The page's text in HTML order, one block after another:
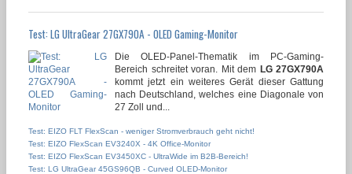
Test: LG UltraGear 27GX790A - OLED Gaming-Monitor
Die OLED-Panel-Thematik im PC-Gaming-
Bereich schreitet voran. Mit dem LG 27GX790A
kommt jetzt ein weiteres Gerät dieser Gattung
nach Deutschland, welches eine Diagonale von
27 Zoll und...
Test: EIZO FLT FlexScan - weniger Stromverbrauch geht nicht!
Test: EIZO FlexScan EV3240X - 4K Office-Monitor
Test: EIZO FlexScan EV3450XC - UltraWide im B2B-Bereich!
Test: LG UltraGear 45GS96QB - Curved OLED-Monitor